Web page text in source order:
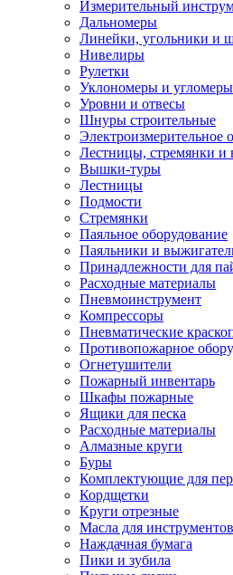
Измерительный
Дальномеры
Линейки, угольники и
Нивелиры
Рулетки
Уклономеры и угломеры
Уровни и отвесы
Шнуры строительные
Электроизмерительное
Лестницы, стремянки
Вышки-туры
Лестницы
Подмости
Стремянки
Паяльное оборудование
Паяльники и
Принадлежности для
Расходные материалы
Пневмоинструмент
Компрессоры
Пневматические
Противопожарное
Огнетушители
Пожарный инвентарь
Шкафы пожарные
Ящики для песка
Расходные материалы
Алмазные круги
Буры
Комплектующие для
Кордщетки
Круги отрезные
Масла для инструментов
Наждачная бумага
Пики и зубила